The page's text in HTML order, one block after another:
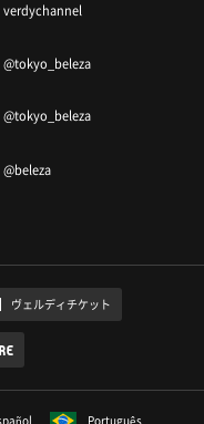
verdychannel
@tokyo_beleza
@tokyo_beleza
@beleza
ヴェルディチケット
Português